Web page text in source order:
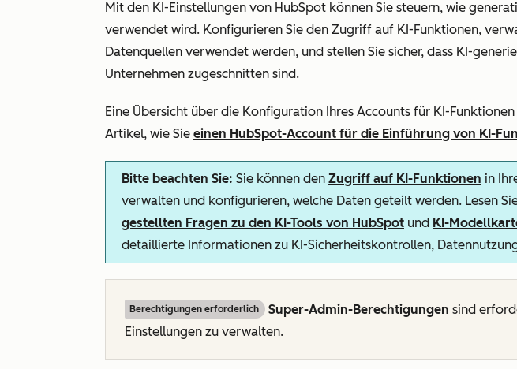
Mit den KI-Einstellungen von HubSpot können Sie steuern, wie
verwendet wird. Konfigurieren Sie den Zugriff auf KI-Funktionen,
Datenquellen verwendet werden, und stellen Sie sicher, dass KI-
Unternehmen zugeschnitten sind.
Eine Übersicht über die Konfiguration Ihres Accounts für KI-
Artikel, wie Sie einen HubSpot-Account für die Einführung von KI-
Bitte beachten Sie: Sie können den Zugriff auf KI-Funktionen in
verwalten und konfigurieren, welche Daten geteilt werden. Lesen
gestellten Fragen zu den KI-Tools von HubSpot und KI-
detaillierte Informationen zu KI-Sicherheitskontrollen,
Berechtigungen erforderlich Super-Admin-Berechtigungen sind
Einstellungen zu verwalten.